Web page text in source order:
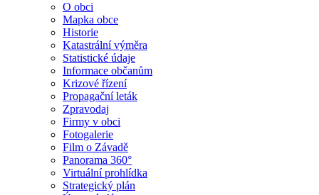
O obci
Mapka obce
Historie
Katastrální výměra
Statistické údaje
Informace občanům
Krizové řízení
Propagační leták
Zpravodaj
Firmy v obci
Fotogalerie
Film o Závadě
Panorama 360°
Virtuální prohlídka
Strategický plán